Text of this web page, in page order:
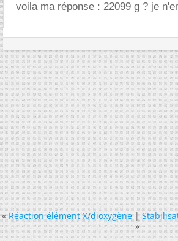
voila ma réponse : 22099 g ? je
« Réaction élément X/dioxygène|
»